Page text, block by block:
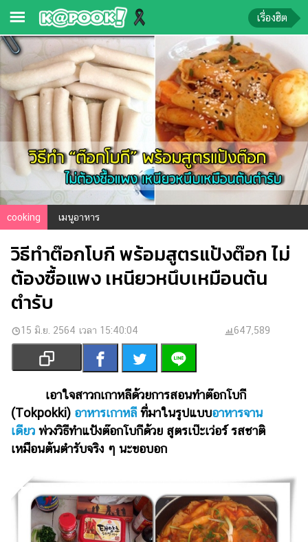
ข่าว-
ความ
รู้
ข่าว
ข่าว
บันเทิง
ตรวจ
หวย
บอล
สด
การ
เงิน
ศึกษา
บันเทิง
รูปภาพ
ดู
Music
Station
ละคร
เรื่องฮิต
cooking เมนูอาหาร
วิธีทำต๊อกโบกี พร้อมสูตรแป้งต๊อก ไม่
ต้องซื้อแพง เหนียวหนึบเหมือนต้น
ตำรับ
15 มิ.ย. 2564 เวลา 15:40:04 647,589
เอาใจสาวกเกาหลีด้วยการสอนทำต๊อกโบกี
(Tokpokki) อาหารเกาหลีที่มาในรูปแบบอาหารจาน
เดียว พ่วงวิธีทำแป้งต๊อกโบกีด้วย สูตรเป๊ะเว่อร์ รสชาติ
เหมือนต้นตำรับจริง ๆ นะขอบอก